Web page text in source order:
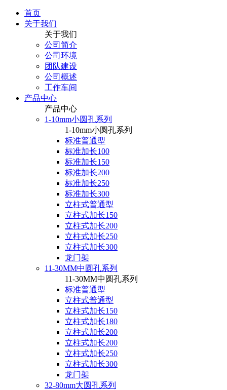
首页
关于我们
关于我们
公司简介
公司环境
团队建设
公司概述
工作车间
产品中心
产品中心
1-10mm小圆孔系列
1-10mm小圆孔系列
标准普通型
标准加长100
标准加长150
标准加长200
标准加长250
标准加长300
立柱式普通型
立柱式加长150
立柱式加长200
立柱式加长250
立柱式加长300
龙门架
11-30MM中圆孔系列
11-30MM中圆孔系列
标准普通型
立柱式普通型
立柱式加长150
立柱式加长180
立柱式加长200
立柱式加长200
立柱式加长250
立柱式加长300
龙门架
32-80mm大圆孔系列